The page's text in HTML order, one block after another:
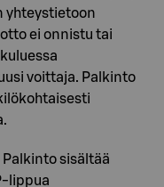
yhteystietoon
ei onnistu tai
voittaja. Palkinto
Palkinto sisältää
lippua